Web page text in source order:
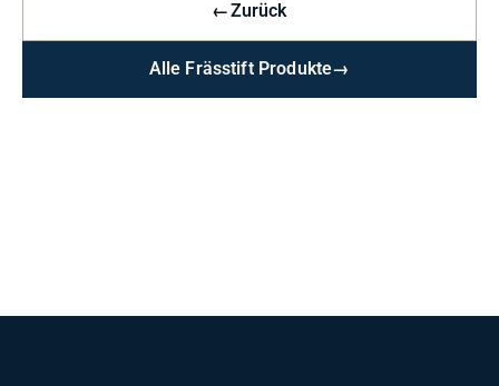
←Zurück
Alle Frässtift Produkte→